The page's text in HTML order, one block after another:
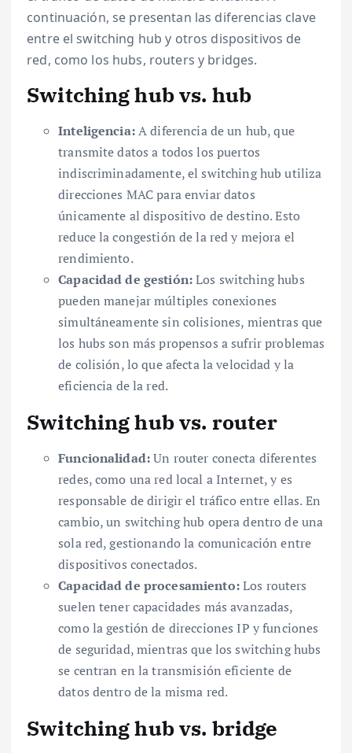
continuación, se presentan las diferencias clave
entre el switching hub y otros dispositivos de
red, como los hubs, routers y bridges.
Switching hub vs. hub
Inteligencia:A diferencia de un hub, que
transmite datos a todos los puertos
indiscriminadamente, el switching hub utiliza
direcciones MAC para enviar datos
únicamente al dispositivo de destino. Esto
reduce la congestión de la red y mejora el
rendimiento.
Capacidad de gestión:Los switching hubs
pueden manejar múltiples conexiones
simultáneamente sin colisiones, mientras que
los hubs son más propensos a sufrir problemas
de colisión, lo que afecta la velocidad y la
eficiencia de la red.
Switching hub vs. router
Funcionalidad:Un router conecta diferentes
redes, como una red local a Internet, y es
responsable de dirigir el tráfico entre ellas. En
cambio, un switching hub opera dentro de una
sola red, gestionando la comunicación entre
dispositivos conectados.
Capacidad de procesamiento:Los routers
suelen tener capacidades más avanzadas,
como la gestión de direcciones IP y funciones
de seguridad, mientras que los switching hubs
se centran en la transmisión eficiente de
datos dentro de la misma red.
Switching hub vs. bridge